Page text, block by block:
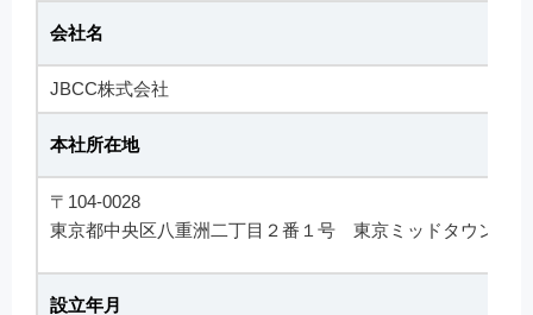
会社名
JBCC株式会社
本社所在地
〒104-0028
東京都中央区八重洲二丁目２番１号 東京ミッドタウン八
設立年月